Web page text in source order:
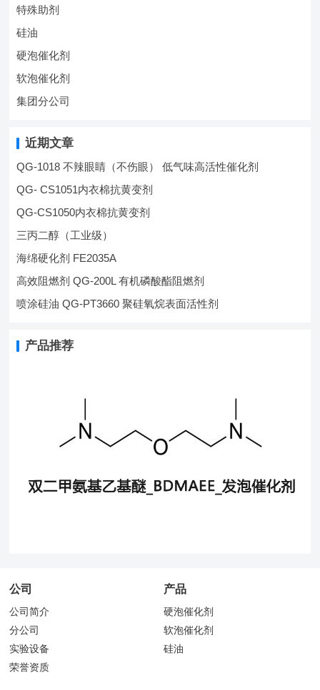
特殊助剂
硅油
硬泡催化剂
软泡催化剂
集团分公司
近期文章
QG-1018 不辣眼睛（不伤眼） 低气味高活性催化剂
QG- CS1051内衣棉抗黄变剂
QG-CS1050内衣棉抗黄变剂
三丙二醇（工业级）
海绵硬化剂 FE2035A
高效阻燃剂 QG-200L 有机磷酸酯阻燃剂
喷涂硅油 QG-PT3660 聚硅氧烷表面活性剂
产品推荐
公司
公司简介
分公司
实验设备
荣誉资质
产品
硬泡催化剂
软泡催化剂
硅油